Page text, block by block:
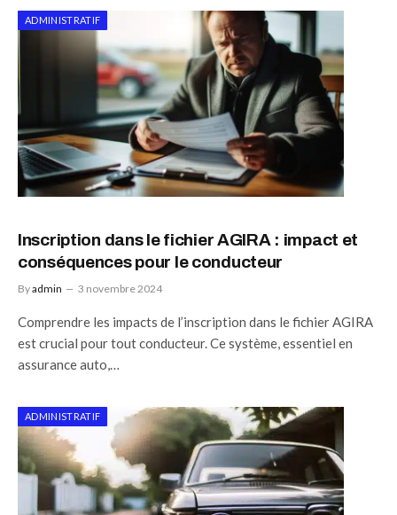
ADMINISTRATIF
Inscription dans le fichier AGIRA : impact et
conséquences pour le conducteur
Byadmin 3 novembre 2024
Comprendre les impacts de l’inscription dans le fichier AGIRA
est crucial pour tout conducteur. Ce système, essentiel en
assurance auto,…
ADMINISTRATIF